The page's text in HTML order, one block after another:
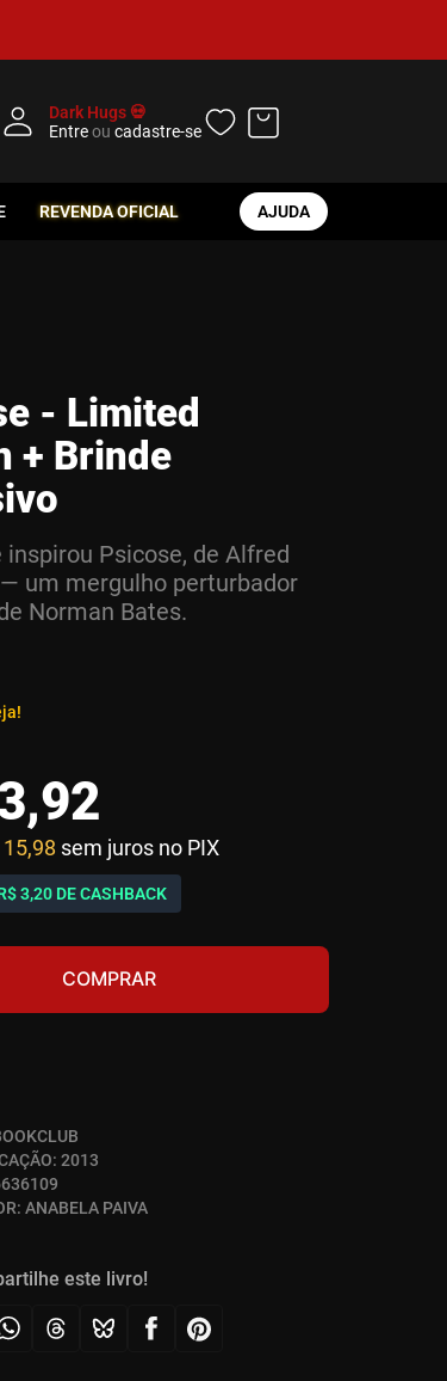
Dark Hugs 💀
Entreou cadastre-se
REVENDA OFICIAL AJUDA
- Limited
+ Brinde
inspirou Psicose, de Alfred
um mergulho perturbador
Norman Bates.
,92
15,98 sem juros no PIX
3,20 DE CASHBACK
COMPRAR
2013
ANABELA PAIVA
este livro!